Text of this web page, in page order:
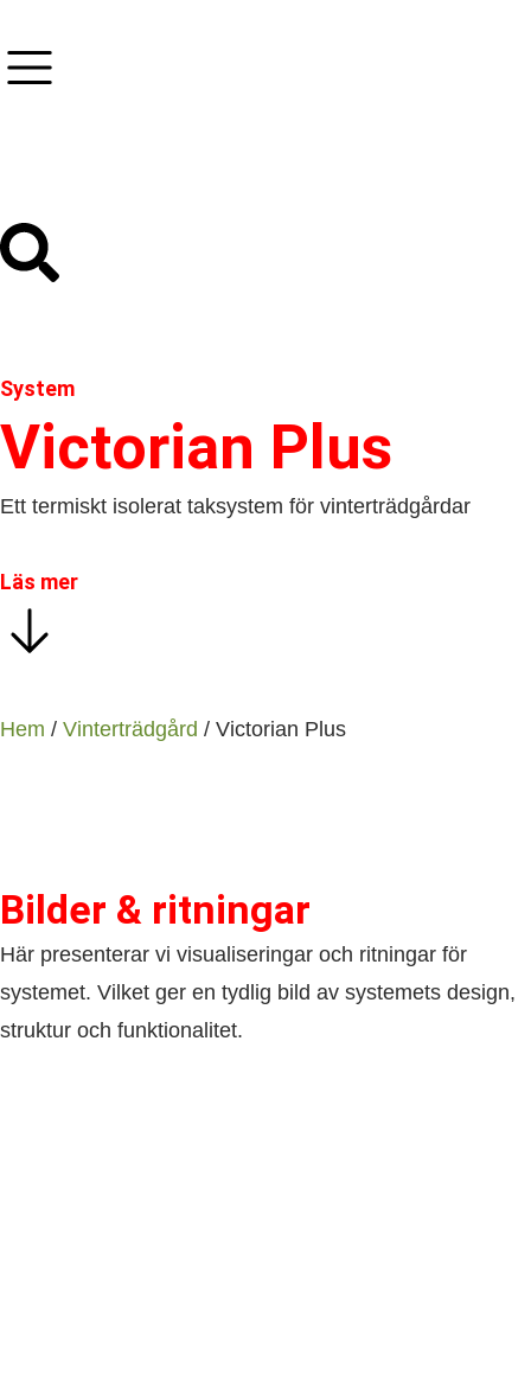
System
Victorian Plus
Ett termiskt isolerat taksystem för vinterträdgårdar
Läs mer
Hem / Vinterträdgård / Victorian Plus
Bilder & ritningar
Här presenterar vi visualiseringar och ritningar för
systemet. Vilket ger en tydlig bild av systemets design,
struktur och funktionalitet.